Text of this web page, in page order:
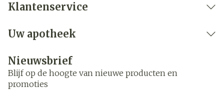
Klantenservice
Uw apotheek
Nieuwsbrief
Blijf op de hoogte van nieuwe producten en
promoties